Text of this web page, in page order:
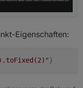
Eigenschaften:
}